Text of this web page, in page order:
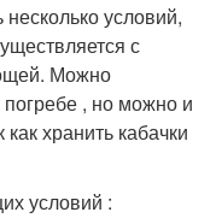
условий,
с
Можно
погребе , но можно и
хранить кабачки
условий :